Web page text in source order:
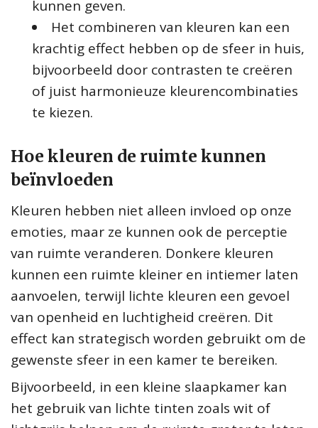
kunnen geven.
Het combineren van kleuren kan een
krachtig effect hebben op de sfeer in huis,
bijvoorbeeld door contrasten te creëren
of juist harmonieuze kleurencombinaties
te kiezen.
Hoe kleuren de ruimte kunnen
beïnvloeden
Kleuren hebben niet alleen invloed op onze
emoties, maar ze kunnen ook de perceptie
van ruimte veranderen. Donkere kleuren
kunnen een ruimte kleiner en intiemer laten
aanvoelen, terwijl lichte kleuren een gevoel
van openheid en luchtigheid creëren. Dit
effect kan strategisch worden gebruikt om de
gewenste sfeer in een kamer te bereiken.
Bijvoorbeeld, in een kleine slaapkamer kan
het gebruik van lichte tinten zoals wit of